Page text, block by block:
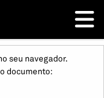
seu navegador.
documento: